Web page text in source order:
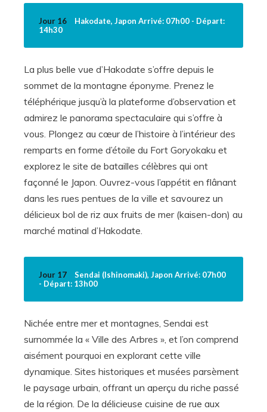
Jour 16
Hakodate, Japon Arrivé: 07h00 - Départ:
14h30
La plus belle vue d’Hakodate s’offre depuis le
sommet de la montagne éponyme. Prenez le
téléphérique jusqu’à la plateforme d’observation et
admirez le panorama spectaculaire qui s’offre à
vous. Plongez au cœur de l’histoire à l’intérieur des
remparts en forme d’étoile du Fort Goryokaku et
explorez le site de batailles célèbres qui ont
façonné le Japon. Ouvrez-vous l’appétit en flânant
dans les rues pentues de la ville et savourez un
délicieux bol de riz aux fruits de mer (kaisen-don) au
marché matinal d’Hakodate.
Jour 17
Sendai (Ishinomaki), Japon Arrivé: 07h00
- Départ: 13h00
Nichée entre mer et montagnes, Sendai est
surnommée la « Ville des Arbres », et l’on comprend
aisément pourquoi en explorant cette ville
dynamique. Sites historiques et musées parsèment
le paysage urbain, offrant un aperçu du riche passé
de la région. De la délicieuse cuisine de rue aux